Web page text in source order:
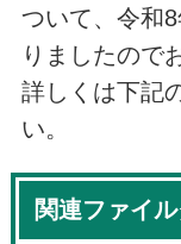
ついて、令和
りましたので
詳しくは下記
い。
関連ファイ